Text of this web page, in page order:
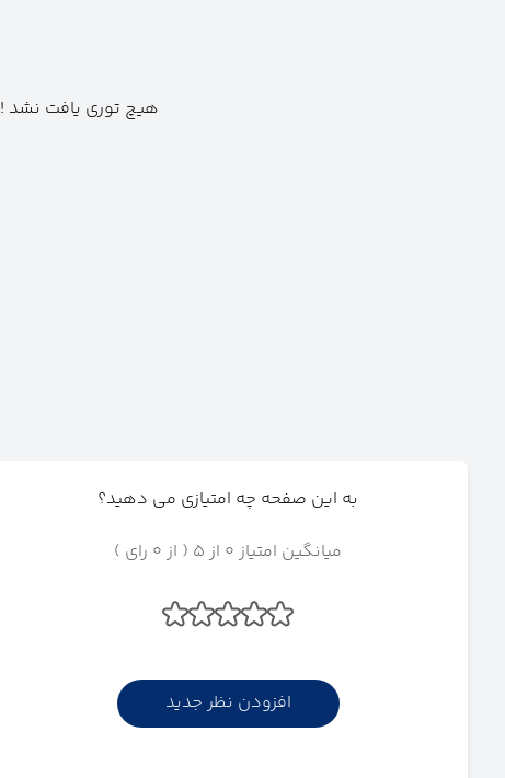
هیچ توری یافت نشد !
به این صفحه چه امتیازی می دهید؟
میانگین امتیاز 0 از 5 ( از 0 رای )
افزودن نظر جدید